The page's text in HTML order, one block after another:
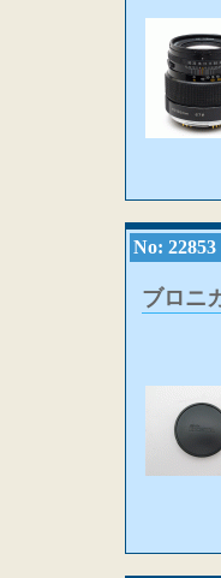
No: 22853
ブロニ